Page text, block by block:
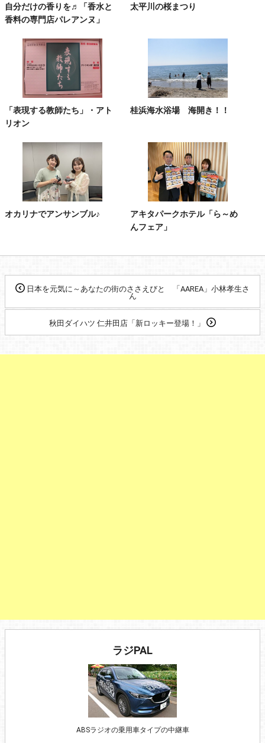
自分だけの香りを♬「香水と
香料の専門店パレアンヌ」
太平川の桜まつり
「表現する教師たち」・アト
リオン
桂浜海水浴場 海開き！！
オカリナでアンサンブル♪
アキタパークホテル「ら～め
んフェア」
日本を元気に～あなたの街のささえびと 「AAREA」小林孝生さ
ん
秋田ダイハツ 仁井田店「新ロッキー登場！」
ラジPAL
ABSラジオの乗用車タイプの中継車